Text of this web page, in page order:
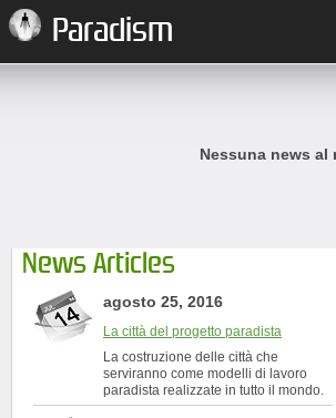
Paradism
Nessuna news al
News Articles
agosto 25, 2016
La città del progetto paradista
La costruzione delle città che
serviranno come modelli di lavoro
paradista realizzate in tutto il mondo.